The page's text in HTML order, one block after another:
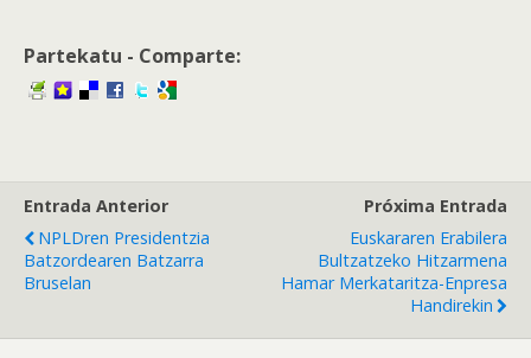
Partekatu - Comparte:
Entrada Anterior
NPLDren Presidentzia
Batzordearen Batzarra
Bruselan
Próxima Entrada
Euskararen Erabilera
Bultzatzeko Hitzarmena
Hamar Merkataritza-Enpresa
Handirekin